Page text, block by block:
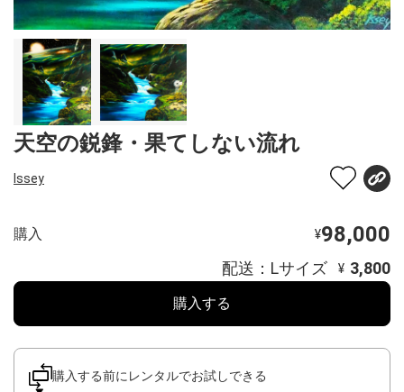
天空の鋭鋒・果てしない流れ
Issey
購入 ¥98,000
配送：Lサイズ ¥ 3,800
購入する
購入する前にレンタルでお試しできる